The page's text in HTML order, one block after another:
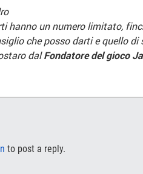
hanno un numero limitato,
che posso darti e quello
dalFondatore del gioco
to post a reply.